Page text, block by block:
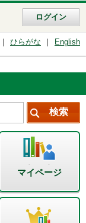
ログイン
ひらがな English
マイページ